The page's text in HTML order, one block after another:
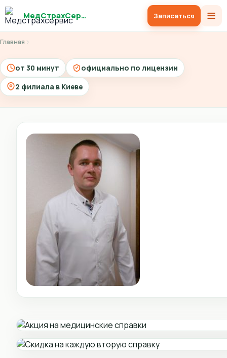
МедСтрахСервис Записаться
Главная
от 30 минут
официально по лицензии
2 филиала в Киеве